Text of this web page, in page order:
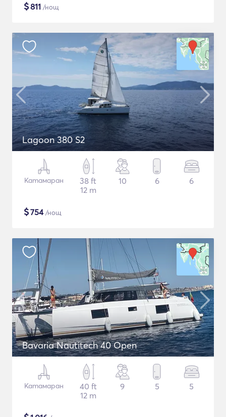
$811 /нощ
Lagoon 380 S2
Катамаран
38 ft
12 m
10 6 6
$754/нощ
Bavaria Nautitech 40 Open
Катамаран
40 ft
12 m
9 5 5